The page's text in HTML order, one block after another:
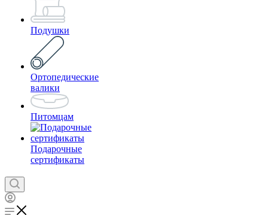
Подушки
Ортопедические
валики
Питомцам
Подарочные
сертификаты